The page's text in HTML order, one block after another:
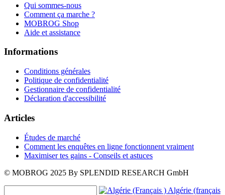
Qui sommes-nous
Comment ça marche ?
MOBROG Shop
Aide et assistance
Informations
Conditions générales
Politique de confidentialité
Gestionnaire de confidentialité
Déclaration d'accessibilité
Articles
Études de marché
Comment les enquêtes en ligne fonctionnent vraiment
Maximiser tes gains - Conseils et astuces
© MOBROG 2025 By SPLENDID RESEARCH GmbH
Algérie (français